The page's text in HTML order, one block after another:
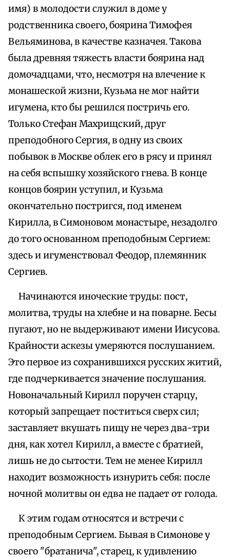
имя) в молодости служил в доме у
родственника своего, боярина Тимофея
Вельяминова, в качестве казначея. Такова
была древняя тяжесть власти боярина над
домочадцами, что, несмотря на влечение к
монашеской жизни, Кузьма не мог найти
игумена, кто бы решился постричь его.
Только Стефан Махрищский, друг
преподобного Сергия, в одну из своих
побывок в Москве облек его в рясу и принял
на себя вспышку хозяйского гнева. В конце
концов боярин уступил, и Кузьма
окончательно постригся, под именем
Кирилла, в Симоновом монастыре, незадолго
до того основанном преподобным Сергием:
здесь и игуменствовал Феодор, племянник
Сергиев.
Начинаются иноческие труды: пост,
молитва, труды на хлебне и на поварне. Бесы
пугают, но не выдерживают имени Иисусова.
Крайности аскезы умеряются послушанием.
Это первое из сохранившихся русских житий,
где подчеркивается значение послушания.
Новоначальный Кирилл поручен старцу,
который запрещает поститься сверх сил;
заставляет вкушать пищу не через два-три
дня, как хотел Кирилл, а вместе с братией,
лишь не до сытости. Тем не менее Кирилл
находит возможность изнурить себя: после
ночной молитвы он едва не падает от голода.
К этим годам относятся и встречи с
преподобным Сергием. Бывая в Симонове у
своего "братанича", старец, к удивлению